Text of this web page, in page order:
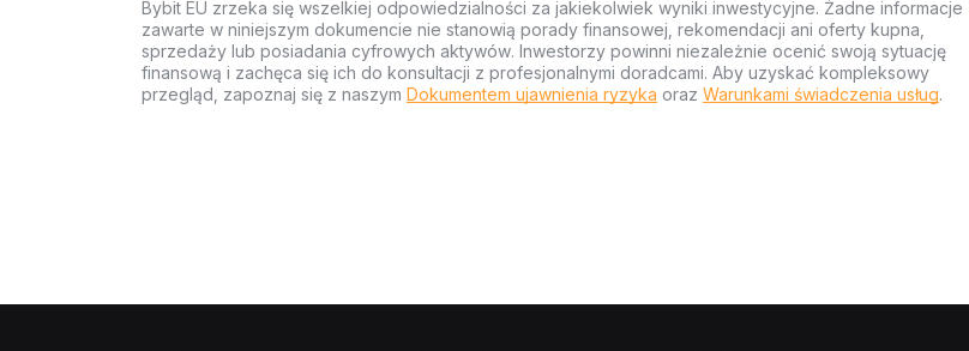
Bybit EU zrzeka się wszelkiej odpowiedzialności za jakiekolwiek wyniki inwestycyjne. Żadne informacje
zawarte w niniejszym dokumencie nie stanowią porady finansowej, rekomendacji ani oferty kupna,
sprzedaży lub posiadania cyfrowych aktywów. Inwestorzy powinni niezależnie ocenić swoją sytuację
finansową i zachęca się ich do konsultacji z profesjonalnymi doradcami. Aby uzyskać kompleksowy
przegląd, zapoznaj się z naszym Dokumentem ujawnienia ryzyka oraz Warunkami świadczenia usług.